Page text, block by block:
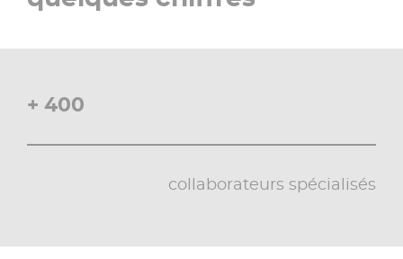
+ 400
collaborateurs spécialisés